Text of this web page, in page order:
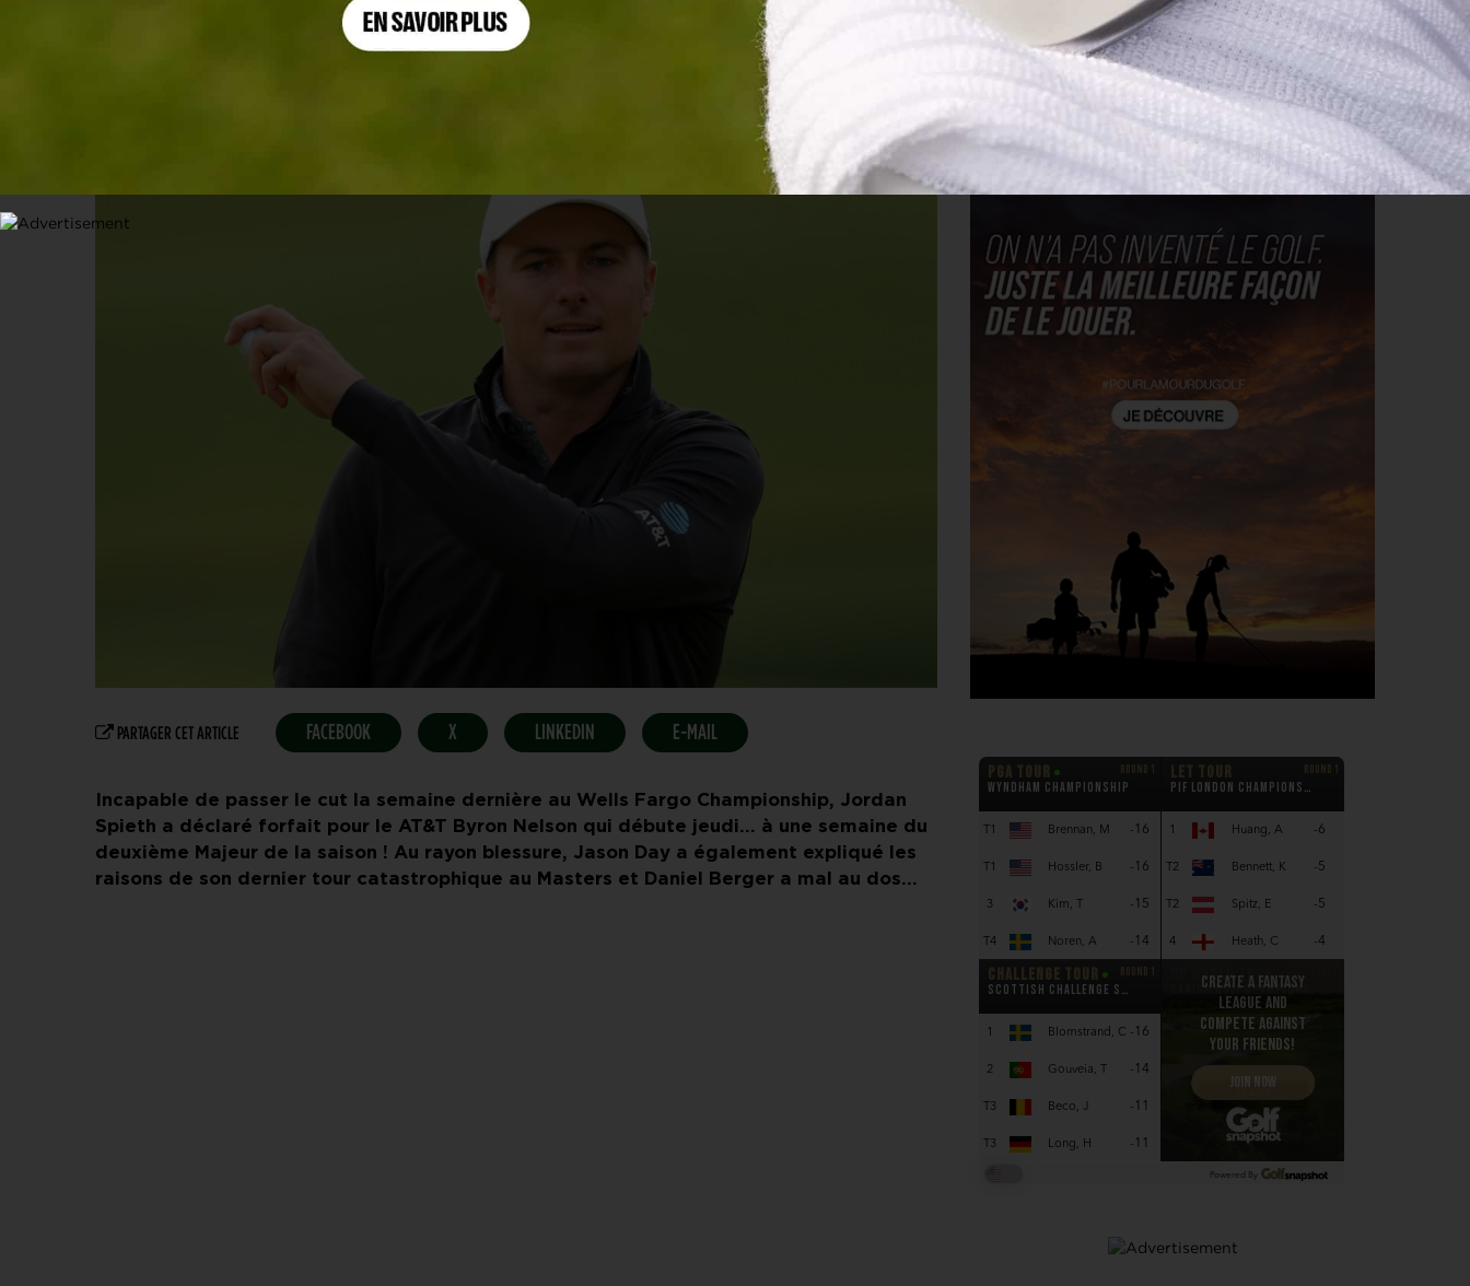
Jordan Spieth forfait une semaine avant un Majeur…
PARTAGER CET ARTICLE FACEBOOK X LINKEDIN E-MAIL
Incapable de passer le cut la semaine dernière au Wells Fargo Championship, Jordan
Spieth a déclaré forfait pour le AT&T Byron Nelson qui débute jeudi… à une semaine du
deuxième Majeur de la saison ! Au rayon blessure, Jason Day a également expliqué les
raisons de son dernier tour catastrophique au Masters et Daniel Berger a mal au dos…